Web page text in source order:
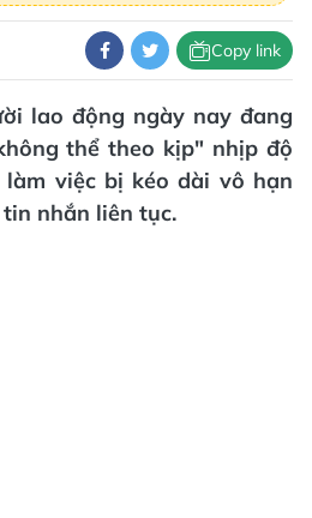
Copy link
lao động ngày nay đang
thể theo kịp" nhịp độ
việc bị kéo dài vô hạn
nhắn liên tục.